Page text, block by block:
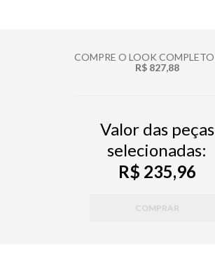
COMPRE O LOOK
R$ 827,88
Valor das peças
selecionadas:
R$ 235,96
COMPRAR